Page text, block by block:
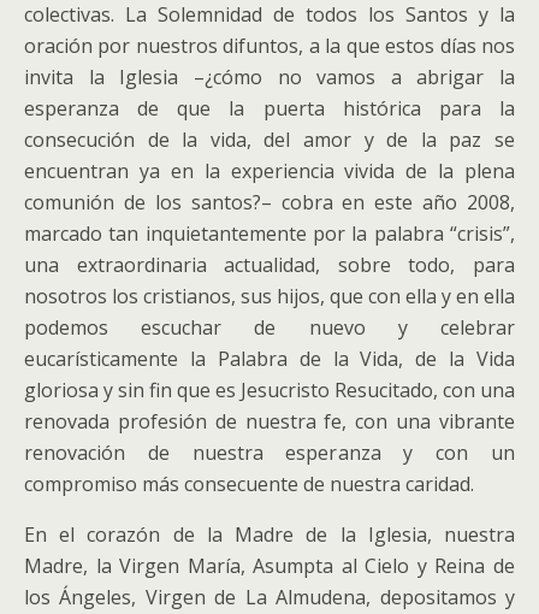
colectivas. La Solemnidad de todos los Santos y la
oración por nuestros difuntos, a la que estos días nos
invita la Iglesia –¿cómo no vamos a abrigar la
esperanza de que la puerta histórica para la
consecución de la vida, del amor y de la paz se
encuentran ya en la experiencia vivida de la plena
comunión de los santos?– cobra en este año 2008,
marcado tan inquietantemente por la palabra “crisis”,
una extraordinaria actualidad, sobre todo, para
nosotros los cristianos, sus hijos, que con ella y en ella
podemos escuchar de nuevo y celebrar
eucarísticamente la Palabra de la Vida, de la Vida
gloriosa y sin fin que es Jesucristo Resucitado, con una
renovada profesión de nuestra fe, con una vibrante
renovación de nuestra esperanza y con un
compromiso más consecuente de nuestra caridad.
En el corazón de la Madre de la Iglesia, nuestra
Madre, la Virgen María, Asumpta al Cielo y Reina de
los Ángeles, Virgen de La Almudena, depositamos y